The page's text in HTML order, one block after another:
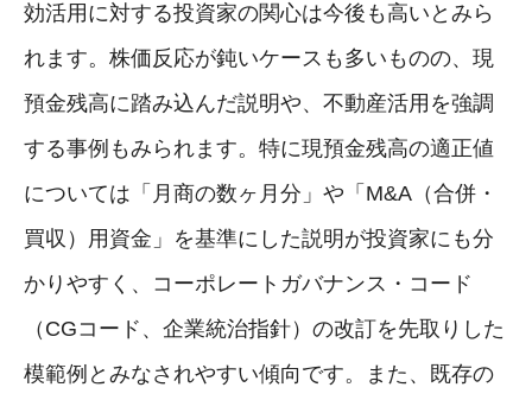
効活用に対する投資家の関心は今後も高いとみら
れます。株価反応が鈍いケースも多いものの、現
預金残高に踏み込んだ説明や、不動産活用を強調
する事例もみられます。特に現預金残高の適正値
については「月商の数ヶ月分」や「M&A（合併・
買収）用資金」を基準にした説明が投資家にも分
かりやすく、コーポレートガバナンス・コード
（CGコード、企業統治指針）の改訂を先取りした
模範例とみなされやすい傾向です。また、既存の